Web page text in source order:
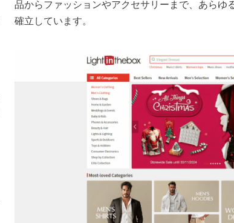
品からファッションやアクセサリーまで、あらゆ
確立しています。